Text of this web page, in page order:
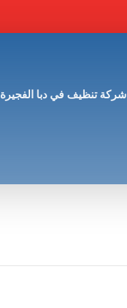
شركة تنظيف في دبا الفجيرة